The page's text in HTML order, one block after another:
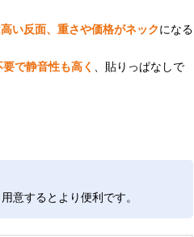
い反面、重さや価格がネックになる
要で静音性も高く
、貼りっぱなしで
意するとより便利です。